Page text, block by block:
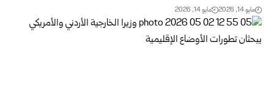
مايو 14, 2026 مايو 14, 2026